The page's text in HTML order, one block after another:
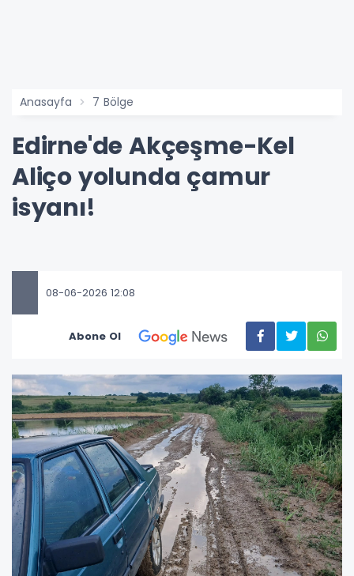
Anasayfa 7 Bölge
Edirne'de Akçeşme-Kel
Aliço yolunda çamur
isyanı!
08-06-2026 12:08
Abone Ol